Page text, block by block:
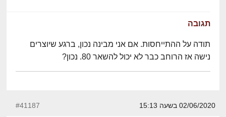
תגובה
תודה על ההתייחסות. אם אני מבינה נכון, ברגע שיוצרים
נישה אז הרוחב כבר לא יכול להשאר 80. נכון?
02/06/2020 בשעה 15:13 #41187